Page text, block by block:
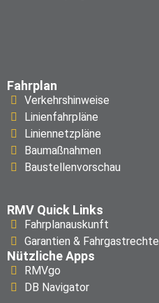
Fahrplan
Verkehrshinweise
Linienfahrpläne
Liniennetzpläne
Baumaßnahmen
Baustellenvorschau
RMV Quick Links
Fahrplanauskunft
Garantien & Fahrgastrechte
Nützliche Apps
RMVgo
DB Navigator